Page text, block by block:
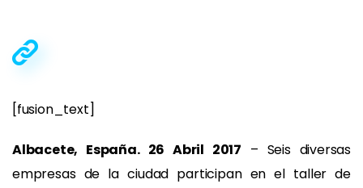
[fusion_text]
Albacete, España. 26 Abril 2017 – Seis diversas
empresas de la ciudad participan en el taller de